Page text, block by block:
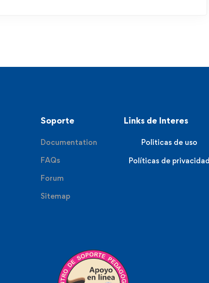
Soporte
Documentation
FAQs
Forum
Sitemap
Links de Interes
Politicas de uso
Políticas de privacidad